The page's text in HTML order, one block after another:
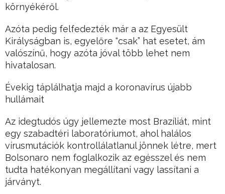
környékéről.
Azóta pedig felfedezték már a az Egyesült
Királyságban is, egyelőre “csak” hat esetet, ám
valószínű, hogy azóta jóval több lehet nem
hivatalosan.
Évekig táplálhatja majd a koronavírus újabb
hullámait
Az idegtudós úgy jellemezte most Brazíliát, mint
egy szabadtéri laboratóriumot, ahol halálos
vírusmutációk kontrollálatlanul jönnek létre, mert
Bolsonaro nem foglalkozik az egésszel és nem
tudta hatékonyan megállítani vagy lassítani a
járványt.